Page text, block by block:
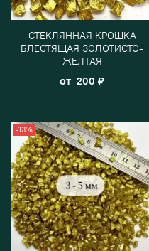
СТЕКЛЯННАЯ КРОШКА
БЛЕСТЯЩАЯ ЗОЛОТИСТО-
ЖЕЛТАЯ
от 200 ₽
-13%